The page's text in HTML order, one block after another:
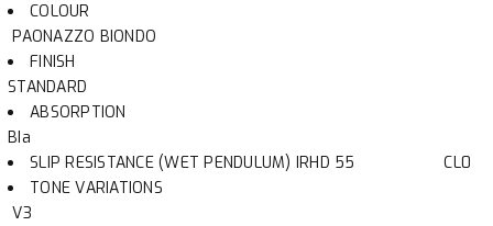
COLOUR
PAONAZZO BIONDO
FINISH
STANDARD
ABSORPTION
BIa
SLIP RESISTANCE (WET PENDULUM) IRHD 55CL0
TONE VARIATIONS
V3